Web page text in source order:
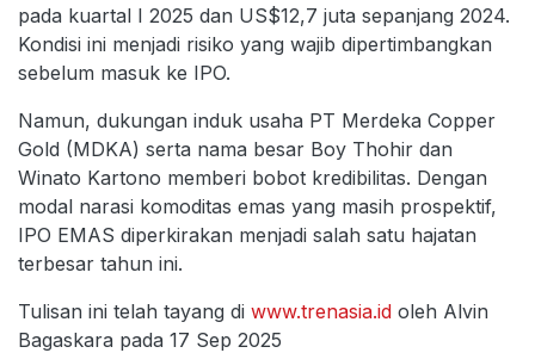
pada kuartal I 2025 dan US$12,7 juta sepanjang 2024.
Kondisi ini menjadi risiko yang wajib dipertimbangkan
sebelum masuk ke IPO.
Namun, dukungan induk usaha PT Merdeka Copper
Gold (MDKA) serta nama besar Boy Thohir dan
Winato Kartono memberi bobot kredibilitas. Dengan
modal narasi komoditas emas yang masih prospektif,
IPO EMAS diperkirakan menjadi salah satu hajatan
terbesar tahun ini.
Tulisan ini telah tayang di www.trenasia.id oleh Alvin
Bagaskara pada 17 Sep 2025